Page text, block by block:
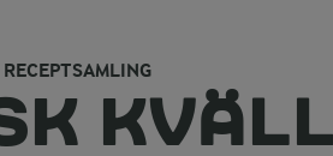
RECEPTSAMLING